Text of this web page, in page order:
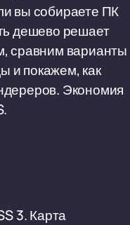
вы собираете ПК
дешево решает
сравним варианты
и покажем, как
Экономия
3. Карта